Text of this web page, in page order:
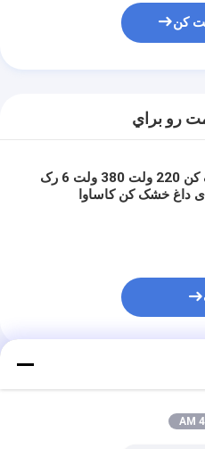
کن
رو براي
خشک کن 220 ولت 380 ولت 6 رک
داغ خشک کن کاساوا